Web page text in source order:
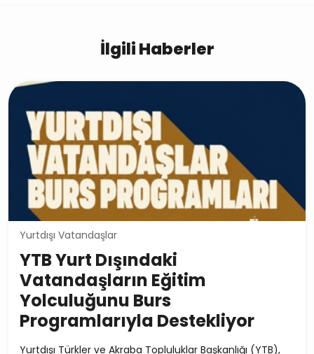
İlgili Haberler
Yurtdışı Vatandaşlar
YTB Yurt Dışındaki
Vatandaşların Eğitim
Yolculuğunu Burs
Programlarıyla Destekliyor
Yurtdışı Türkler ve Akraba Topluluklar Başkanlığı (YTB),